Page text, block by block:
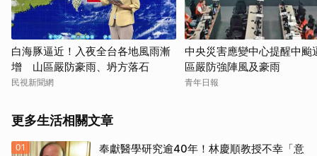
白海豚逼近！入夜全台各地風雨漸
增 山區嚴防豪雨、坍方落石
民視新聞網
中央災害應變中心提醒中颱
區嚴防強陣風及豪雨
青年日報
更多生活相關文章
01
奉獻醫學研究逾40年！林慶順教授不幸「意